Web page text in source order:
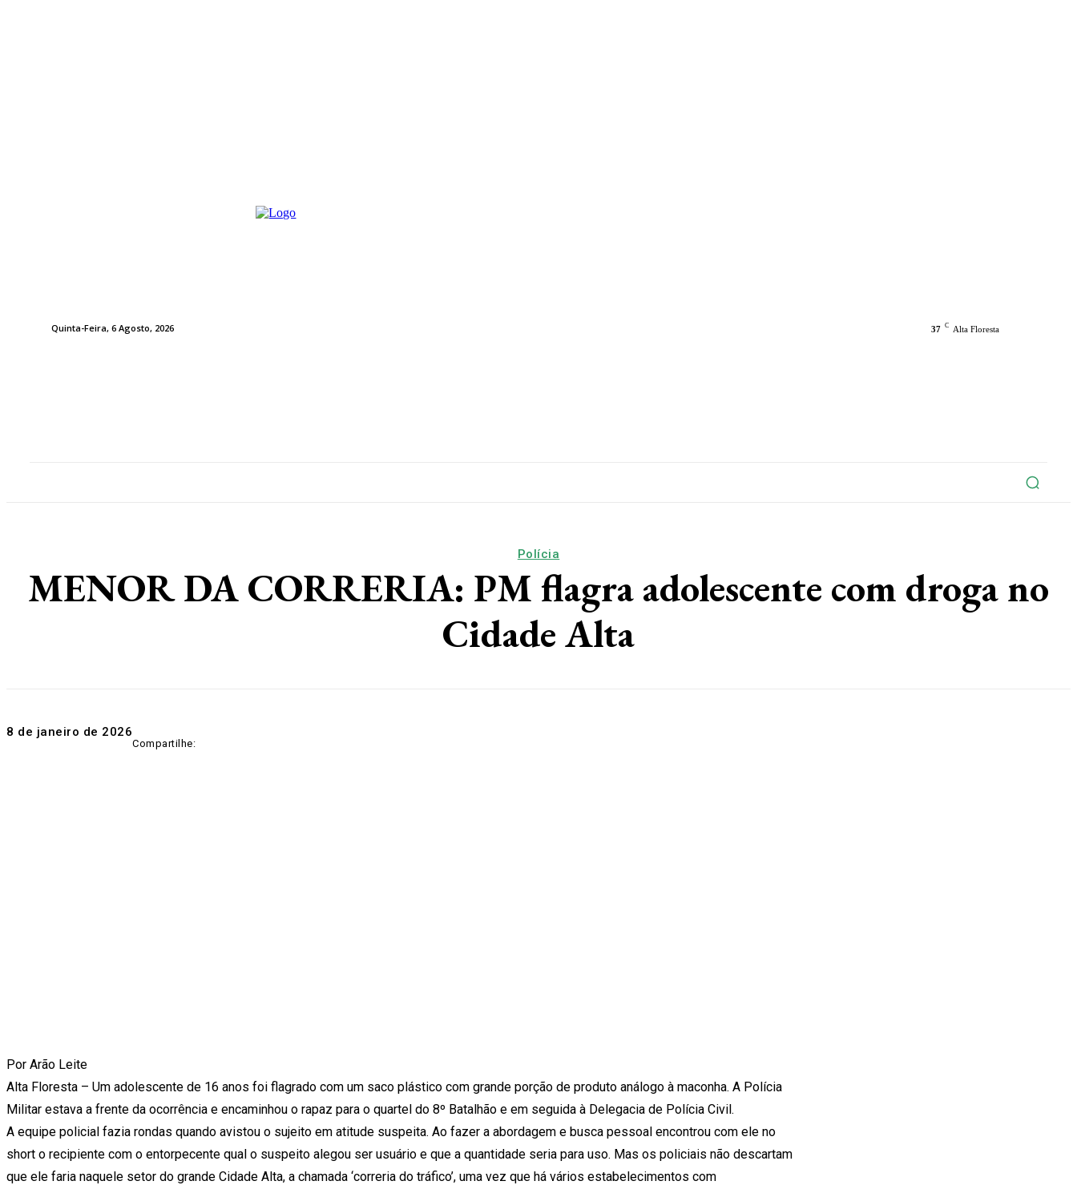
Quinta-Feira, 6 Agosto, 2026 37 C Alta Floresta
Polícia
MENOR DA CORRERIA: PM flagra adolescente com droga no
Cidade Alta
8 de janeiro de 2026
Compartilhe:
Por Arão Leite
Alta Floresta – Um adolescente de 16 anos foi flagrado com um saco plástico com grande porção de produto análogo à maconha. A Polícia
Militar estava a frente da ocorrência e encaminhou o rapaz para o quartel do 8º Batalhão e em seguida à Delegacia de Polícia Civil.
A equipe policial fazia rondas quando avistou o sujeito em atitude suspeita. Ao fazer a abordagem e busca pessoal encontrou com ele no
short o recipiente com o entorpecente qual o suspeito alegou ser usuário e que a quantidade seria para uso. Mas os policiais não descartam
que ele faria naquele setor do grande Cidade Alta, a chamada ‘correria do tráfico’, uma vez que há vários estabelecimentos com